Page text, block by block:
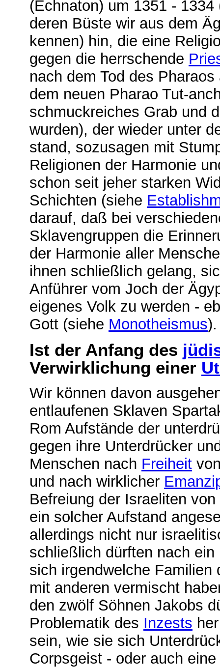
(Echnaton) um 1351 -
deren Büste wir aus dem
kennen) hin, die eine
gegen die herrschende
nach dem Tod des
dem neuen Pharao Tut-
schmuckreiches Grab und
wurden), der wieder unter
stand, sozusagen mit
Religionen der Harmonie
schon seit jeher starken
Schichten (siehe
darauf, daß bei
Sklavengruppen die
der Harmonie aller
ihnen schließlich gelang,
Anführer vom Joch der
eigenes Volk zu werden -
Gott (siehe Monotheismus
Ist der Anfang des
Verwirklichung einer
Wir können davon
entlaufenen Sklaven
Rom Aufstände der
gegen ihre Unterdrücker
Menschen nach Freiheit
und nach wirklicher
Befreiung der Israeliten
ein solcher Aufstand
allerdings nicht nur
schließlich dürften nach
sich irgendwelche Familien
mit anderen vermischt
den zwölf Söhnen Jakobs
Problematik des Inzests
sein, wie sie sich
Corpsgeist - oder auch eine